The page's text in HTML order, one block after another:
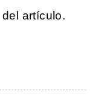
artículo.